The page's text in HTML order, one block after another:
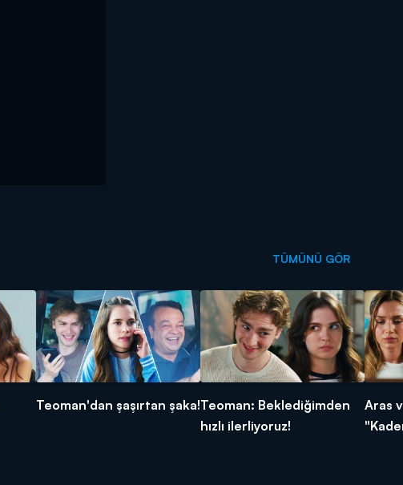
TÜMÜNÜ GÖR
Teoman'dan şaşırtan şaka!Teoman: Beklediğimden
hızlı ilerliyoruz!
Aras